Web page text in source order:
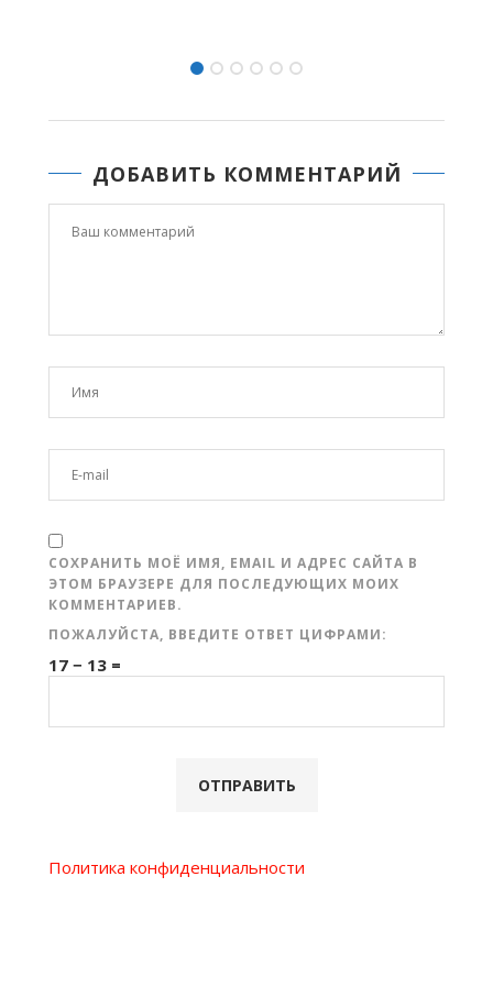
ДОБАВИТЬ КОММЕНТАРИЙ
СОХРАНИТЬ МОЁ ИМЯ, EMAIL И АДРЕС САЙТА В
ЭТОМ БРАУЗЕРЕ ДЛЯ ПОСЛЕДУЮЩИХ МОИХ
КОММЕНТАРИЕВ.
ПОЖАЛУЙСТА, ВВЕДИТЕ ОТВЕТ ЦИФРАМИ:
17 − 13 =
Политика конфиденциальности